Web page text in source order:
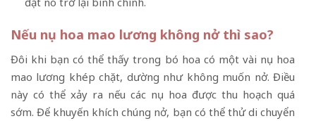
Nếu nụ hoa mao lương không nở thì sao?
Đôi khi bạn có thể thấy trong bó hoa có một vài nụ hoa
mao lương khép chặt, dường như không muốn nở. Điều
này có thể xảy ra nếu các nụ hoa được thu hoạch quá
sớm. Để khuyến khích chúng nở, bạn có thể thử di chuyển